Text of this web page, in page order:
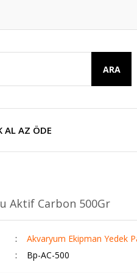
ARA
AL AZ ÖDE
Aktif Carbon 500Gr
Akvaryum Ekipman Yedek
Bp-AC-500